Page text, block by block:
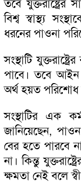
তবে
বিশ্ব স্বাস্থ্য
ধরনের পাওনা
সংস্থাটি
পাবে। তবে আইন
অর্থ হয়ত পরিশোধ
সংস্থাটির এক
জানিয়েছেন,
বের হতে পারবে
না। কিন্তু
ক্ষমতা নেই বলে